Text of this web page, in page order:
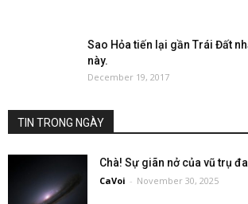
Sao Hỏa tiến lại gần Trái Đất
này.
December 19, 2017
TIN TRONG NGÀY
Chà! Sự giãn nở của vũ trụ
CaVoi - November 30, 2025